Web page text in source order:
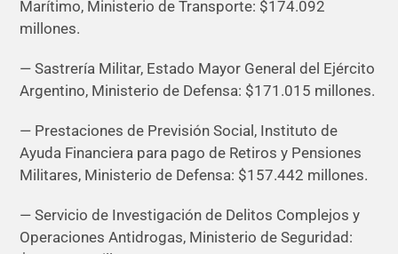
Marítimo, Ministerio de Transporte: $174.092
millones.
— Sastrería Militar, Estado Mayor General del Ejército
Argentino, Ministerio de Defensa: $171.015 millones.
— Prestaciones de Previsión Social, Instituto de
Ayuda Financiera para pago de Retiros y Pensiones
Militares, Ministerio de Defensa: $157.442 millones.
— Servicio de Investigación de Delitos Complejos y
Operaciones Antidrogas, Ministerio de Seguridad: